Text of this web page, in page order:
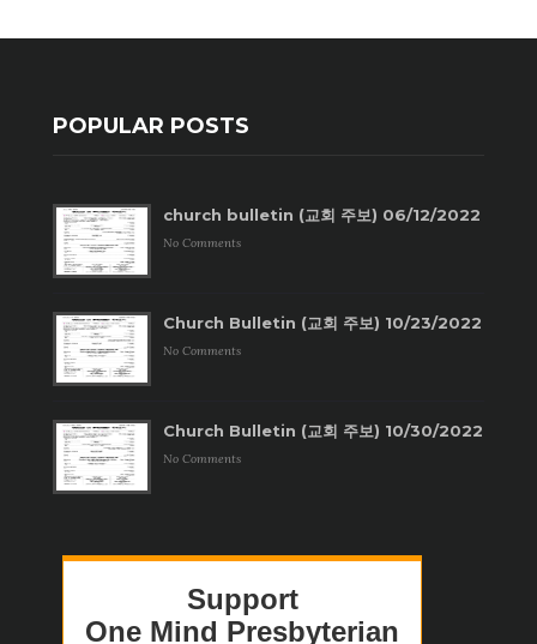
POPULAR POSTS
church bulletin (교회 주보) 06/12/2022
No Comments
Church Bulletin (교회 주보) 10/23/2022
No Comments
Church Bulletin (교회 주보) 10/30/2022
No Comments